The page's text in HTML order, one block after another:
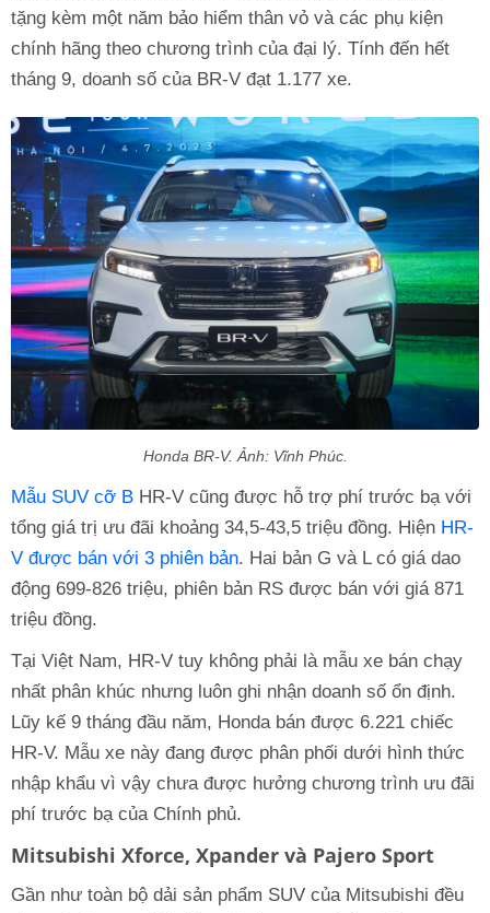
tặng kèm một năm bảo hiểm thân vỏ và các phụ kiện
chính hãng theo chương trình của đại lý. Tính đến hết
tháng 9, doanh số của BR-V đạt 1.177 xe.
Honda BR-V. Ảnh: Vĩnh Phúc.
Mẫu SUV cỡ B HR-V cũng được hỗ trợ phí trước bạ với
tổng giá trị ưu đãi khoảng 34,5-43,5 triệu đồng. Hiện HR-
V được bán với 3 phiên bản. Hai bản G và L có giá dao
động 699-826 triệu, phiên bản RS được bán với giá 871
triệu đồng.
Tại Việt Nam, HR-V tuy không phải là mẫu xe bán chạy
nhất phân khúc nhưng luôn ghi nhận doanh số ổn định.
Lũy kế 9 tháng đầu năm, Honda bán được 6.221 chiếc
HR-V. Mẫu xe này đang được phân phối dưới hình thức
nhập khẩu vì vậy chưa được hưởng chương trình ưu đãi
phí trước bạ của Chính phủ.
Mitsubishi Xforce, Xpander và Pajero Sport
Gần như toàn bộ dải sản phẩm SUV của Mitsubishi đều